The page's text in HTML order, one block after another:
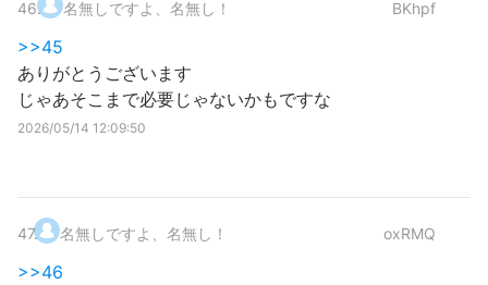
46. 名無しですよ、名無し！ BKhpf
>>45
ありがとうございます
じゃあそこまで必要じゃないかもですな
2026/05/14 12:09:50
47. 名無しですよ、名無し！ oxRMQ
>>46